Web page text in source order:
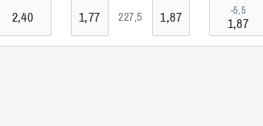
2,40 1,77 227,5 1,87 -5,5
1,87